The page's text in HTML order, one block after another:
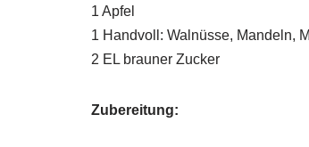
1 Apfel
1 Handvoll: Walnüsse, Mandeln,
2 EL brauner Zucker
Zubereitung: